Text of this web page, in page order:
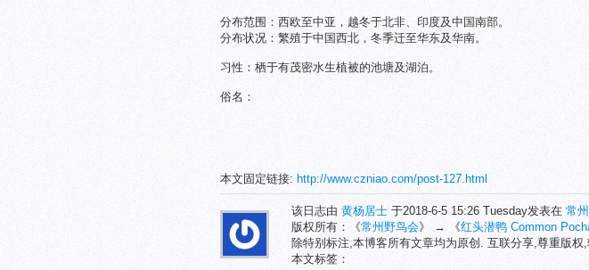
分布范围：西欧至中亚，越冬于北非、印度及中国南部。
分布状况：繁殖于中国西北，冬季迁至华东及华南。
习性：栖于有茂密水生植被的池塘及湖泊。
俗名：
本文固定链接: http://www.czniao.com/post-127.html
该日志由 黄杨居士 于2018-6-5 15:26 Tuesday发表在 常
版权所有：《常州野鸟会》 → 《红头潜鸭 Common
除特别标注,本博客所有文章均为原创. 互联分享,尊重版权
本文标签：